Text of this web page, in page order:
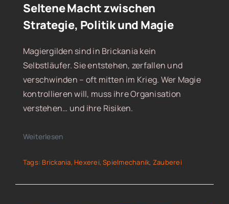
Seltene Macht zwischen
Strategie, Politik und Magie
Magiergilden sind in Brickania kein
Selbstläufer. Sie entstehen, zerfallen und
verschwinden – oft mitten im Krieg. Wer Magie
kontrollieren will, muss ihre Organisation
verstehen… und ihre Risiken.
Weiterlesen
Tags: Brickania, Hexerei,Spielmechanik, Zauberei